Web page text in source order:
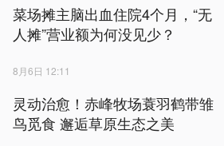
菜场摊主脑出血住院4个月，“无
人摊”营业额为何没见少？
8月6日 12:11
灵动治愈！赤峰牧场蓑羽鹤带雏
鸟觅食 邂逅草原生态之美